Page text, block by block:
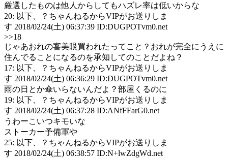
厳選したものは他人からしてもハズレ率は低いからな
20: 以下、？ちゃんねるからVIPがお送りしま
す 2018/02/24(土) 06:37:39 ID:DUGPOTvm0.net
>>18
じゃあおれの審美眼買われたってこと？おれが完全にうえに
住んでることになるのを承知してのことだよね？
17: 以下、？ちゃんねるからVIPがお送りしま
す 2018/02/24(土) 06:36:29 ID:DUGPOTvm0.net
雨の日とか傘いらないんだよ？部屋くるのに
19: 以下、？ちゃんねるからVIPがお送りしま
す 2018/02/24(土) 06:37:28 ID:ANfFFarG0.net
うわーこいつキモいな
ストーカー予備軍や
25: 以下、？ちゃんねるからVIPがお送りしま
す 2018/02/24(土) 06:38:57 ID:N+lwZdgWd.net